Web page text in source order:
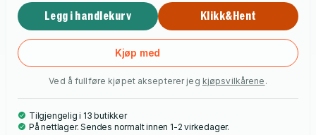
Legg i handlekurv Klikk&Hent
Kjøp med
Ved å fullføre kjøpet aksepterer jeg kjøpsvilkårene .
Tilgjengelig i 13 butikker
På nettlager. Sendes normalt innen 1-2 virkedager.